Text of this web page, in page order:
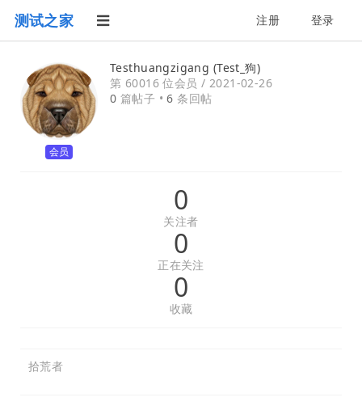
测试之家 注册 登录
会员
Testhuangzigang (Test_狗)
第 60016 位会员 / 2021-02-26
0 篇帖子 •6 条回帖
0
关注者
0
正在关注
0
收藏
拾荒者